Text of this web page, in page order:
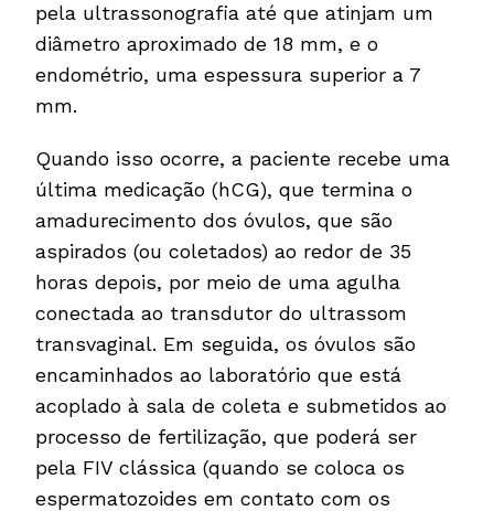
pela ultrassonografia até que atinjam um
diâmetro aproximado de 18 mm, e o
endométrio, uma espessura superior a 7
mm.
Quando isso ocorre, a paciente recebe uma
última medicação (hCG), que termina o
amadurecimento dos óvulos, que são
aspirados (ou coletados) ao redor de 35
horas depois, por meio de uma agulha
conectada ao transdutor do ultrassom
transvaginal. Em seguida, os óvulos são
encaminhados ao laboratório que está
acoplado à sala de coleta e submetidos ao
processo de fertilização, que poderá ser
pela FIV clássica (quando se coloca os
espermatozoides em contato com os